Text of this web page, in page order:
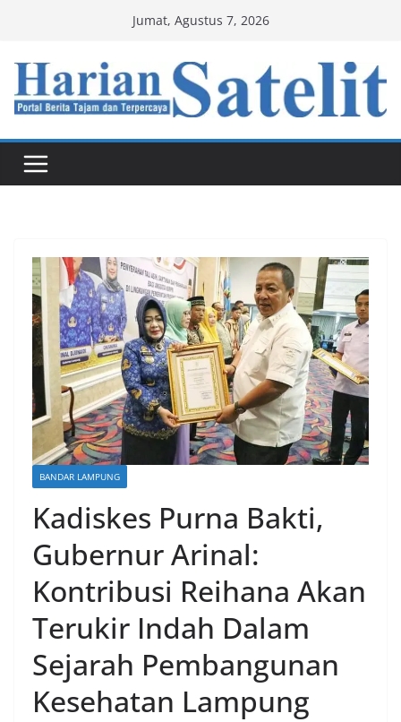
content
Jumat, Agustus 7, 2026
BANDAR LAMPUNG
Kadiskes Purna Bakti,
Gubernur Arinal:
Kontribusi Reihana Akan
Terukir Indah Dalam
Sejarah Pembangunan
Kesehatan Lampung